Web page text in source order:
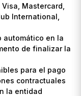
Mastercard,
International,
automático en la
de finalizar la
para el pago
contractuales
la entidad